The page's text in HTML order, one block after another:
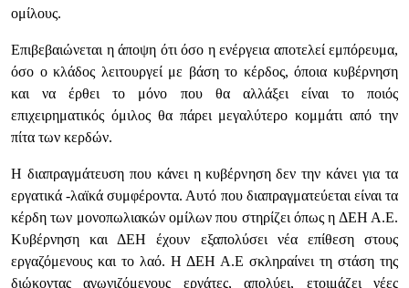
ομίλους.
Επιβεβαιώνεται η άποψη ότι όσο η ενέργεια αποτελεί εμπόρευμα,
όσο ο κλάδος λειτουργεί με βάση το κέρδος, όποια κυβέρνηση
και να έρθει το μόνο που θα αλλάξει είναι το ποιός
επιχειρηματικός όμιλος θα πάρει μεγαλύτερο κομμάτι από την
πίτα των κερδών.
Η διαπραγμάτευση που κάνει η κυβέρνηση δεν την κάνει για τα
εργατικά -λαϊκά συμφέροντα. Αυτό που διαπραγματεύεται είναι τα
κέρδη των μονοπωλιακών ομίλων που στηρίζει όπως η ΔΕΗ Α.Ε.
Κυβέρνηση και ΔΕΗ έχουν εξαπολύσει νέα επίθεση στους
εργαζόμενους και το λαό. Η ΔΕΗ Α.Ε σκληραίνει τη στάση της
διώκοντας αγωνιζόμενους εργάτες, απολύει, ετοιμάζει νέες